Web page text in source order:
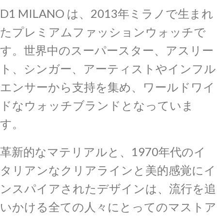
D1 MILANO は、2013年ミラノで生まれ
たプレミアムファッションウォッチで
す。世界中のスーパースター、アスリー
ト、シンガー、アーティストやインフル
エンサーから支持を集め、ワールドワイ
ドなウォッチブランドとなっていま
す。
革新的なマテリアルと、1970年代のイ
タリアンなクリアラインと美的感覚にイ
ンスパイアされたデザインは、流行を追
いかける全ての人々にとってのマストア